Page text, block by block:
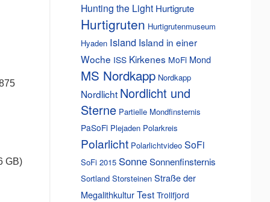
GB)
Hunting the Light Hurtigrute
Hurtigruten Hurtigrutenmuseum
Hyaden Island Island in einer
Woche ISS Kirkenes MoFi Mond
MS Nordkapp Nordkapp
Nordlicht Nordlicht und
Sterne Partielle Mondfinsternis
PaSoFi Plejaden Polarkreis
Polarlicht Polarlichtvideo SoFi
SoFi 2015 Sonne Sonnenfinsternis
Sortland Storsteinen Straße der
Megalithkultur Test Trollfjord